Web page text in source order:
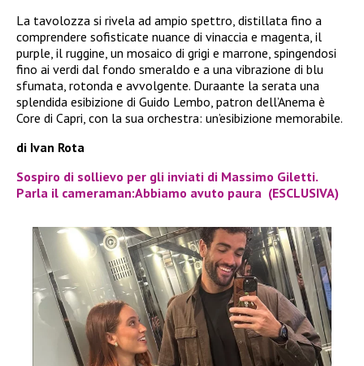
La tavolozza si rivela ad ampio spettro, distillata fino a
comprendere sofisticate nuance di vinaccia e magenta, il
purple, il ruggine, un mosaico di grigi e marrone, spingendosi
fino ai verdi dal fondo smeraldo e a una vibrazione di blu
sfumata, rotonda e avvolgente. Duraante la serata una
splendida esibizione di Guido Lembo, patron dell’Anema è
Core di Capri, con la sua orchestra: un’esibizione memorabile.
di Ivan Rota
Sospiro di sollievo per gli inviati di Massimo Giletti.
Parla il cameraman:Abbiamo avuto paura (ESCLUSIVA)